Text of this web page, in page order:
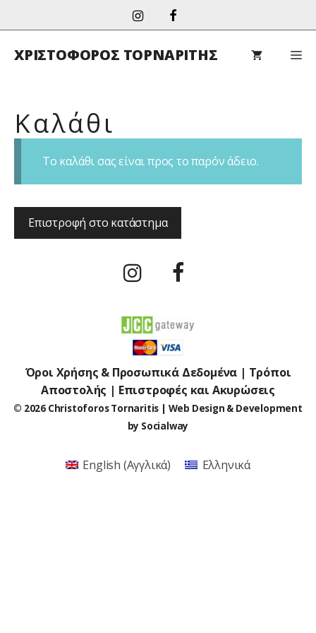
ΧΡΙΣΤΟΦΟΡΟΣ ΤΟΡΝΑΡΙΤΗΣ
Καλάθι
Το καλάθι σας είναι προς το παρόν άδειο.
Επιστροφή στο κατάστημα
Όροι Χρήσης & Προσωπικά Δεδομένα | Τρόποι
Αποστολής | Επιστροφές και Ακυρώσεις
© 2026 Christoforos Tornaritis | Web Design & Development
by Socialway
English (Αγγλικά) Ελληνικά